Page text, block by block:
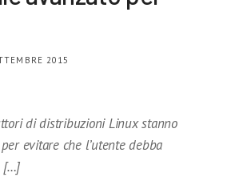
2015
di distribuzioni Linux stanno
evitare che l’utente debba
[…]